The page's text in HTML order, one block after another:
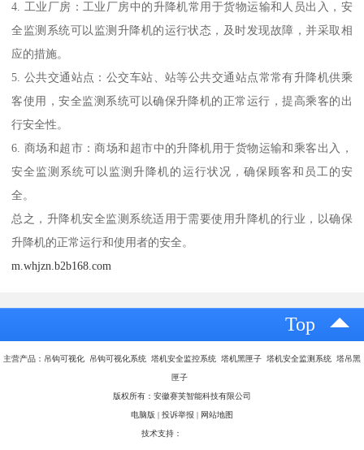
4. 工业厂房：工业厂房中的升降机常用于货物运输和人员出入，安
全监测系统可以监测升降机的运行状态，及时发现故障，并采取相
应的措施。
5. 公共交通站点：公交车站、站等公共交通站点常常有升降机供乘
客使用，安全监测系统可以确保升降机的正常运行，提高乘客的出
行安全性。
6. 商场和超市：商场和超市中的升降机用于货物运输和乘客出入，
安全监测系统可以监测升降机的运行状况，确保顾客和员工的安
全。
总之，升降机安全监测系统适用于需要使用升降机的行业，以确保
升降机的正常运行和使用者的安全。
m.whjzn.b2b168.com
Top
主营产品：吊钩可视化 吊钩可视化系统 塔机安全监控系统 塔机黑匣子 塔机安全监测系统 塔吊黑
匣子
版权所有：安徽赛芙智能科技有限公司
电脑版 投诉举报 网站地图
技术支持：